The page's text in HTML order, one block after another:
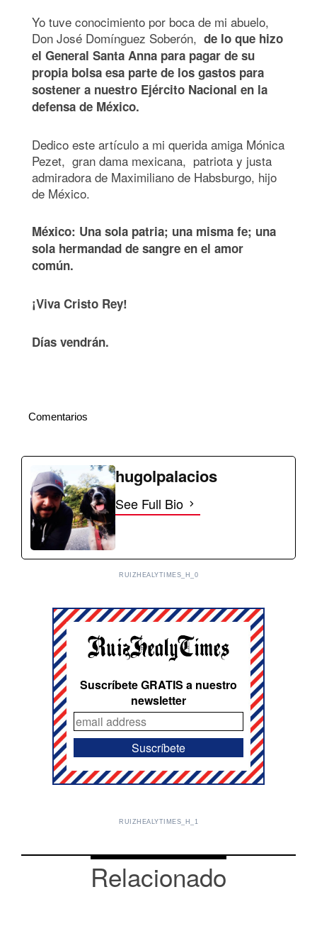
Yo tuve conocimiento por boca de mi abuelo,
Don José Domínguez Soberón, de lo que hizo
el General Santa Anna para pagar de su
propia bolsa esa parte de los gastos para
sostener a nuestro Ejército Nacional en la
defensa de México.
Dedico este artículo a mi querida amiga Mónica
Pezet, gran dama mexicana, patriota y justa
admiradora de Maximiliano de Habsburgo, hijo
de México.
México: Una sola patria; una misma fe; una
sola hermandad de sangre en el amor
común.
¡Viva Cristo Rey!
Días vendrán.
Comentarios
hugolpalacios
See Full Bio
RUIZHEALYTIMES_H_0
Suscríbete GRATIS a nuestro
newsletter
RUIZHEALYTIMES_H_1
Relacionado